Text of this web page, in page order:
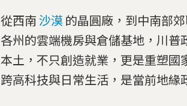
從西南沙漠 的晶圓廠，到中南部
各州的雲端機房與倉儲基地，川
本土，不只創造就業，更是重塑
跨高科技與日常生活，是當前地緣